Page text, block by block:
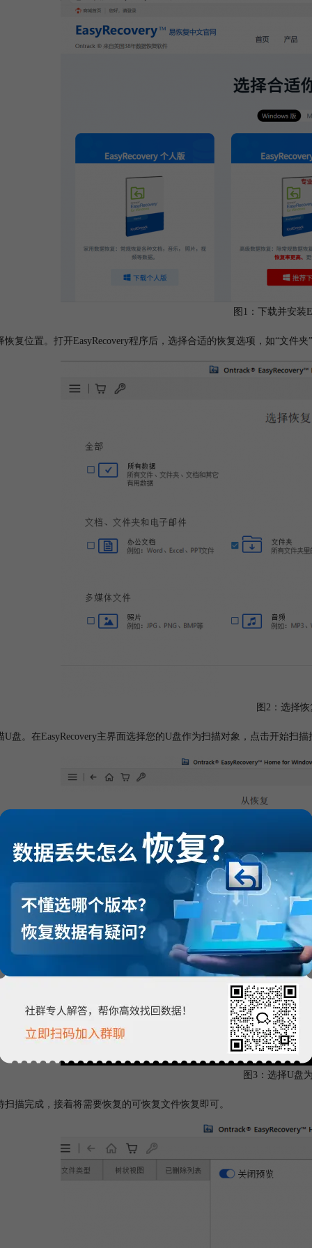
图1：下载并安装
恢复位置。打开EasyRecovery程序后，选择合适的恢复选项，如“文件夹
图2：选择
U盘。在EasyRecovery主界面选择您的U盘作为扫描对象，点击开始扫
图3：选择U盘
扫描完成，接着将需要恢复的可恢复文件恢复即可。